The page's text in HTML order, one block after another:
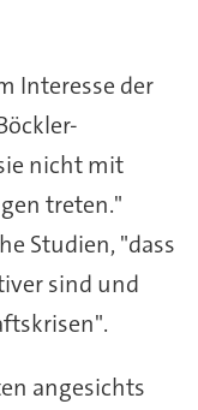
Interesse der
nicht mit
treten."
Studien, "dass
sind und
angesichts